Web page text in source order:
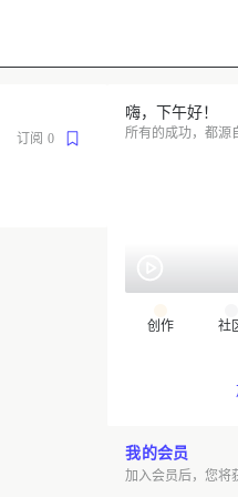
订阅 0
嗨，下午好！
所有的成功，都源
创作 社
我的会员
加入会员后，您将